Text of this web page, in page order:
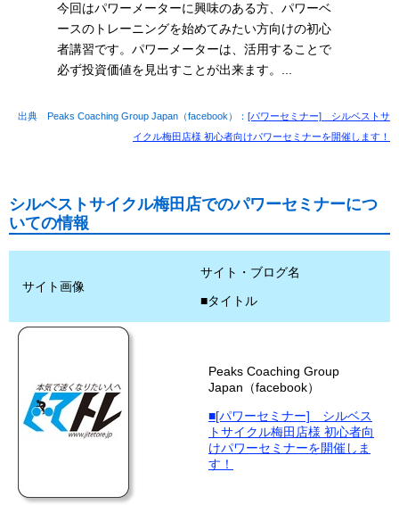
今回はパワーメーターに興味のある方、パワーベ
ースのトレーニングを始めてみたい方向けの初心
者講習です。パワーメーターは、活用することで
必ず投資価値を見出すことが出来ます。...
出典 Peaks Coaching Group Japan（facebook）： [パワーセミナー] シルベストサ
イクル梅田店様 初心者向けパワーセミナーを開催します！
シルベストサイクル梅田店でのパワーセミナーにつ
いての情報
サイト画像
サイト・ブログ名
■タイトル
Peaks Coaching Group
Japan（facebook）
■[パワーセミナー] シルベス
トサイクル梅田店様 初心者向
けパワーセミナーを開催しま
す！